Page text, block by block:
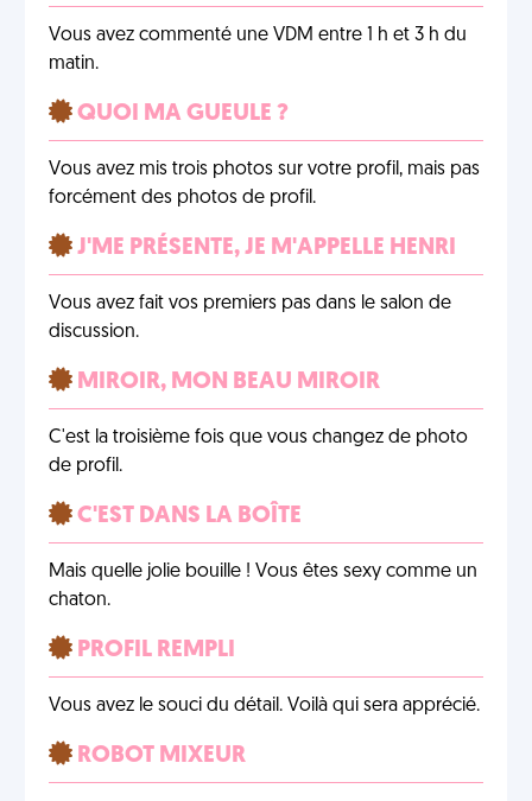
Vous avez commenté une VDM entre 1 h et 3 h du
matin.
QUOI MA GUEULE ?
Vous avez mis trois photos sur votre profil, mais pas
forcément des photos de profil.
J'ME PRÉSENTE, JE M'APPELLE HENRI
Vous avez fait vos premiers pas dans le salon de
discussion.
MIROIR, MON BEAU MIROIR
C'est la troisième fois que vous changez de photo
de profil.
C'EST DANS LA BOÎTE
Mais quelle jolie bouille ! Vous êtes sexy comme un
chaton.
PROFIL REMPLI
Vous avez le souci du détail. Voilà qui sera apprécié.
ROBOT MIXEUR